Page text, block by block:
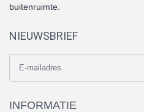
buitenruimte.
NIEUWSBRIEF
INFORMATIE